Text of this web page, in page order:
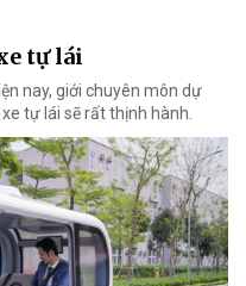
tự lái
nay, giới chuyên môn dự
tự lái sẽ rất thịnh hành.